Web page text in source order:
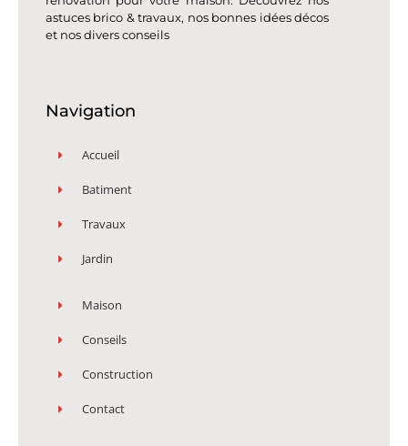
astuces brico & travaux, nos bonnes idées décos
et nos divers conseils
Navigation
Accueil
Batiment
Travaux
Jardin
Maison
Conseils
Construction
Contact